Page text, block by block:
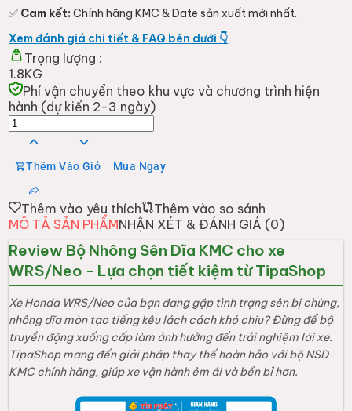
✅ Cam kết: Chính hãng KMC & Date sản xuất mới nhất.
Xem đánh giá chi tiết & FAQ bên dưới 👇
Trọng lượng :
1.8KG
Phí vận chuyển theo khu vực và chương trình hiện
hành (dự kiến 2-3 ngày)
Thêm Vào Giỏ Mua Ngay
Thêm vào yêu thích
Thêm vào so sánh
MÔ TẢ SẢN PHẨMNHẬN XÉT & ĐÁNH GIÁ (0)
Review Bộ Nhông Sên Dĩa KMC cho xe
WRS/Neo - Lựa chọn tiết kiệm từ TipaShop
Xe Honda WRS/Neo của bạn đang gặp tình trạng sên bị chùng,
nhông dĩa mòn tạo tiếng kêu lách cách khó chịu? Đừng để bộ
truyền động xuống cấp làm ảnh hưởng đến trải nghiệm lái xe.
TipaShop mang đến giải pháp thay thế hoàn hảo với bộ NSD
KMC chính hãng, giúp xe vận hành êm ái và bền bỉ hơn.